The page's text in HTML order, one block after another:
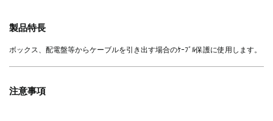
製品特長
ボックス、配電盤等からケーブルを引き出す場合のｹｰﾌﾞﾙ保護に使用します。
注意事項